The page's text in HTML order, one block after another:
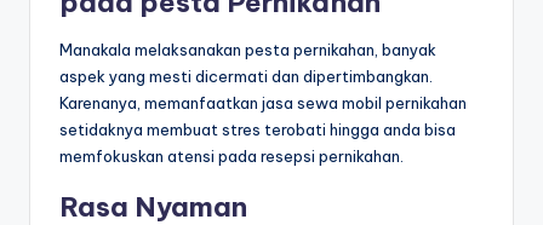
Manakala melaksanakan pesta pernikahan, banyak
aspek yang mesti dicermati dan dipertimbangkan.
Karenanya, memanfaatkan jasa sewa mobil pernikahan
setidaknya membuat stres terobati hingga anda bisa
memfokuskan atensi pada resepsi pernikahan.
Rasa Nyaman